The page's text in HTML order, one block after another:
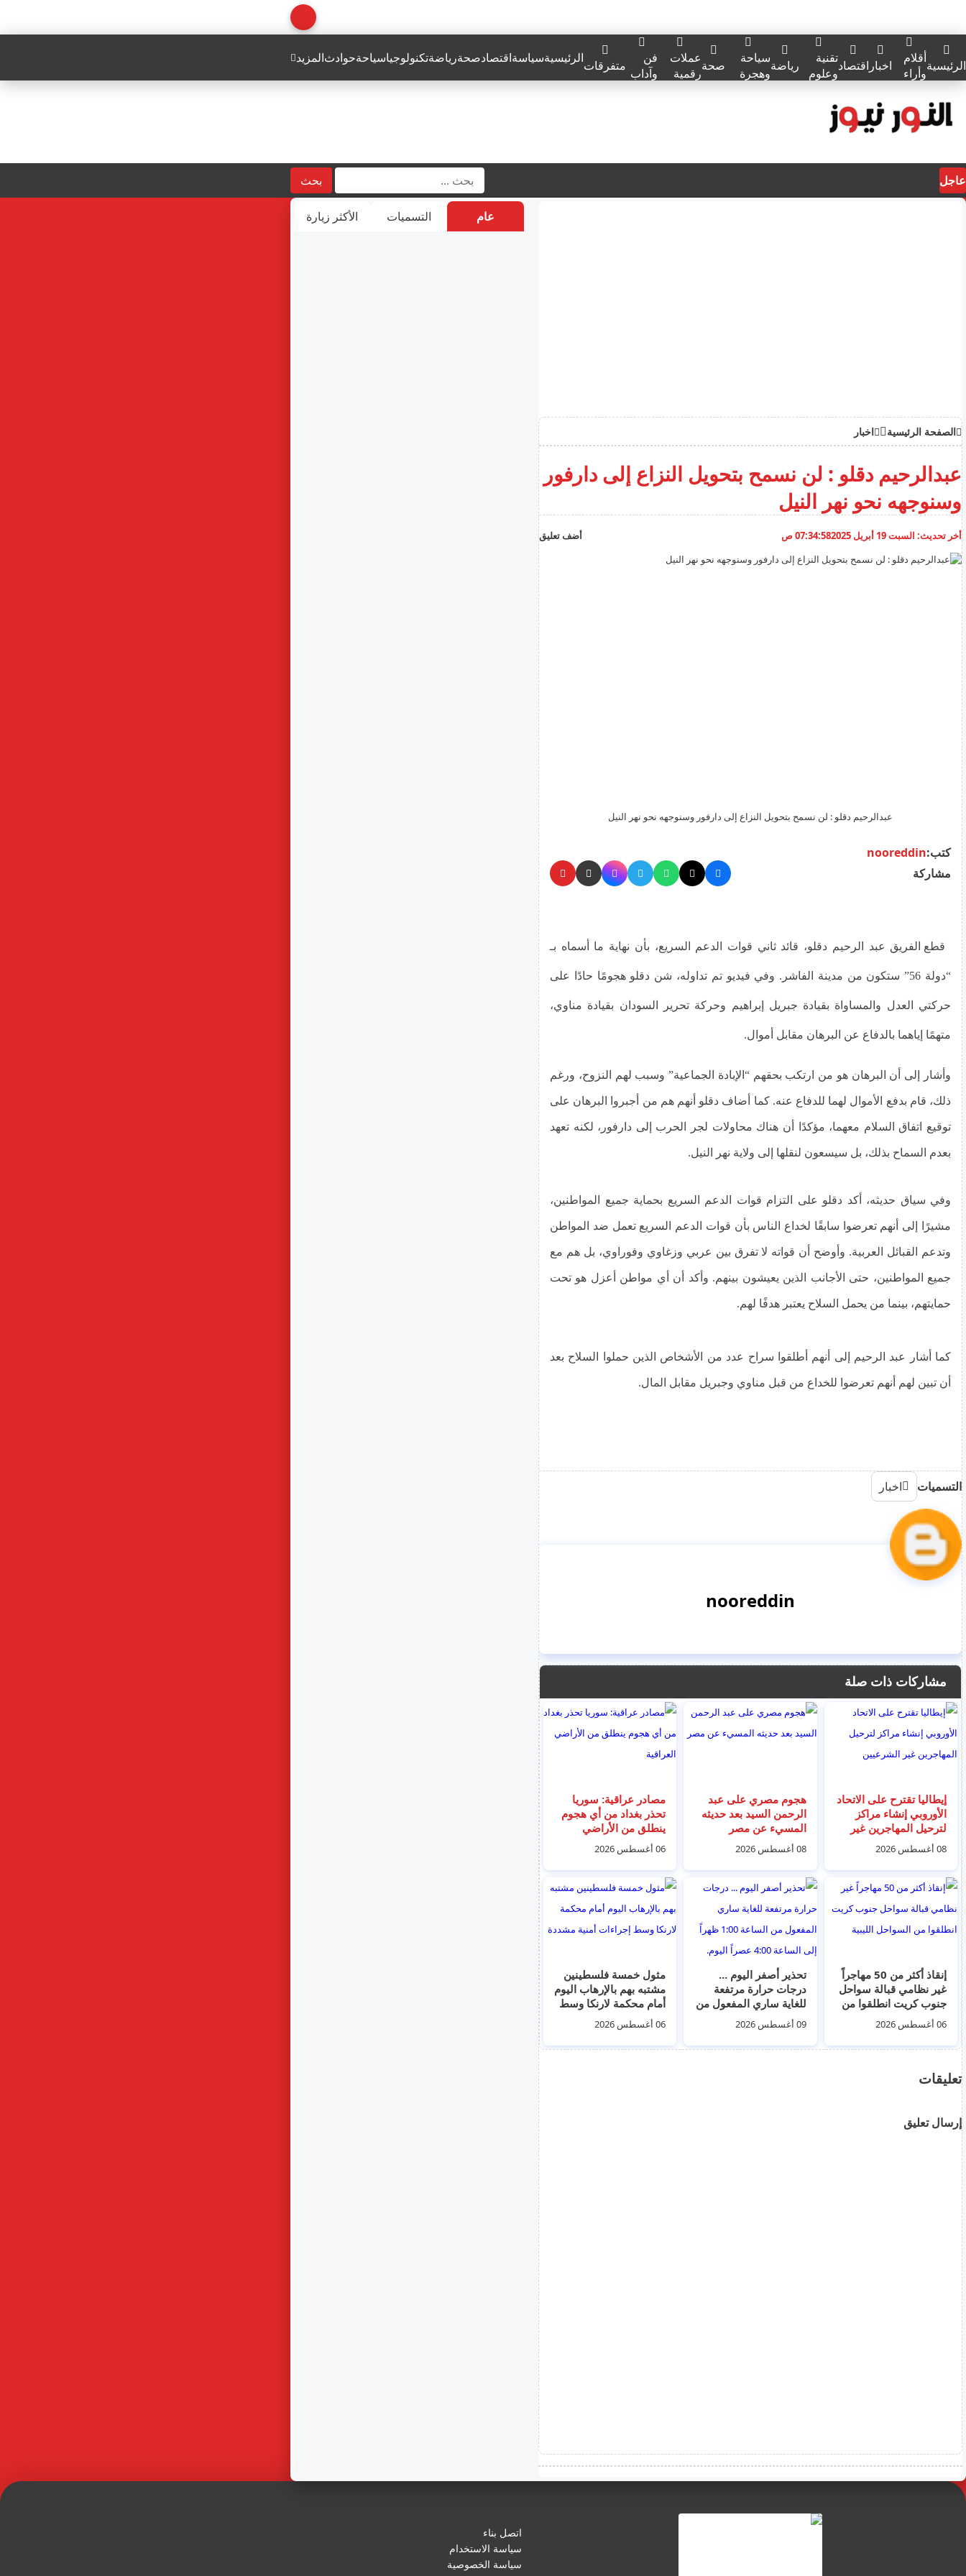
الرئيسيةأقلام
وأراء
اخبار اقتصادتقنية
وعلوم
رياضةسياحة
وهجرة
صحةعملات
رقمية
فن
وآداب متفرقاتالرئيسيةسياسةاقتصادصحةرياضةتكنولوجياسياحةحوادثالمزيد
عاجل بحث
الصفحة الرئيسية اخبار
عبدالرحيم دقلو : لن نسمح بتحويل النزاع إلى دارفور
وسنوجهه نحو نهر النيل
أخر تحديث: السبت 19 أبريل 2025 07:34:58 ص أضف تعليق
عبدالرحيم دقلو : لن نسمح بتحويل النزاع إلى دارفور وسنوجهه نحو نهر النيل
كتب:nooreddin
مشاركة
قطع الفريق عبد الرحيم دقلو، قائد ثاني قوات الدعم السريع، بأن نهاية ما أسماه بـ
“دولة 56” ستكون من مدينة الفاشر. وفي فيديو تم تداوله، شن دقلو هجومًا حادًا على
حركتي العدل والمساواة بقيادة جبريل إبراهيم وحركة تحرير السودان بقيادة مناوي،
متهمًا إياهما بالدفاع عن البرهان مقابل أموال.
وأشار إلى أن البرهان هو من ارتكب بحقهم “الإبادة الجماعية” وسبب لهم النزوح، ورغم
ذلك، قام بدفع الأموال لهما للدفاع عنه. كما أضاف دقلو أنهم هم من أجبروا البرهان على
توقيع اتفاق السلام معهما، مؤكدًا أن هناك محاولات لجر الحرب إلى دارفور، لكنه تعهد
بعدم السماح بذلك، بل سيسعون لنقلها إلى ولاية نهر النيل.
وفي سياق حديثه، أكد دقلو على التزام قوات الدعم السريع بحماية جميع المواطنين،
مشيرًا إلى أنهم تعرضوا سابقًا لخداع الناس بأن قوات الدعم السريع تعمل ضد المواطن
وتدعم القبائل العربية. وأوضح أن قواته لا تفرق بين عربي وزغاوي وفوراوي، بل هم مع
جميع المواطنين، حتى الأجانب الذين يعيشون بينهم. وأكد أن أي مواطن أعزل هو تحت
حمايتهم، بينما من يحمل السلاح يعتبر هدفًا لهم.
كما أشار عبد الرحيم إلى أنهم أطلقوا سراح عدد من الأشخاص الذين حملوا السلاح بعد
أن تبين لهم أنهم تعرضوا للخداع من قبل مناوي وجبريل مقابل المال.
التسميات اخبار
nooreddin
مشاركات ذات صلة
إيطاليا تقترح على الاتحاد
الأوروبي إنشاء مراكز
لترحيل المهاجرين غير
الشرعيين08 أغسطس 2026
هجوم مصري على عبد
الرحمن السيد بعد حديثه
المسيء عن مصر
08 أغسطس 2026
مصادر عراقية: سوريا
تحذر بغداد من أي هجوم
ينطلق من الأراضي
العراقية06 أغسطس 2026
إنقاذ أكثر من 50 مهاجراً
غير نظامي قبالة سواحل
جنوب كريت انطلقوا من
السواحل الليبية06 أغسطس 2026
تحذير أصفر اليوم ...
درجات حرارة مرتفعة
للغاية ساري المفعول من
الساعة 4:00 عصراً
اليوم.
09 أغسطس 2026
مثول خمسة فلسطينين
مشتبه بهم بالإرهاب اليوم
أمام محكمة لارنكا وسط
إجراءات أمنية مشددة06 أغسطس 2026
تعليقات
إرسال تعليق
عام التسميات الأكثر زيارة
اتصل بناء
سياسة الاستخدام
سياسة الخصوصية